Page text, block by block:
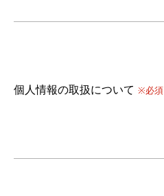
個人情報の取扱について ※必須